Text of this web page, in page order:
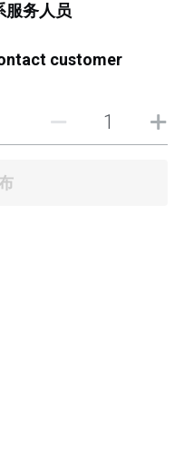
服务人员
customer